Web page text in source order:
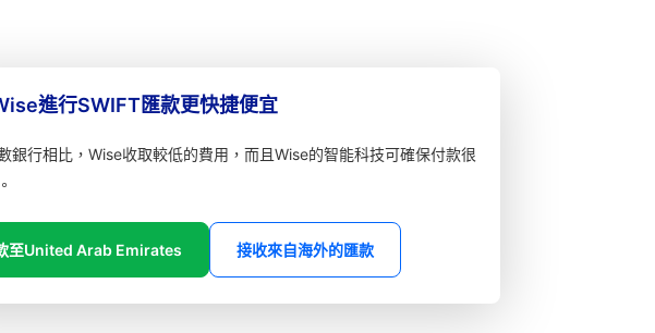
進行SWIFT匯款更快捷便宜
銀行相比，Wise收取較低的費用，而且Wise的智能科技可確保付款很
至United Arab Emirates 接收來自海外的匯款